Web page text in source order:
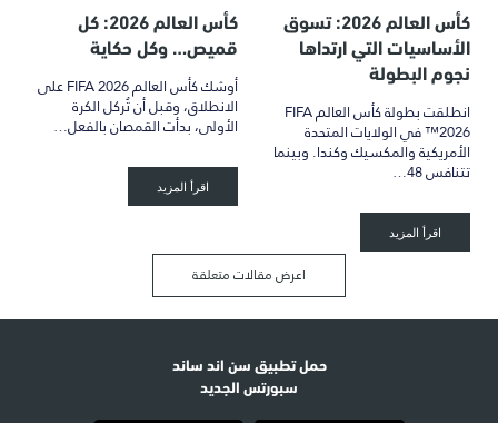
كأس العالم 2026: تسوق
الأساسيات التي ارتداها
نجوم البطولة
انطلقت بطولة كأس العالم FIFA
2026™ في الولايات المتحدة
الأمريكية والمكسيك وكندا. وبينما
تتنافس 48…
اقرأ المزيد
كأس العالم 2026: كل
قميص… وكل حكاية
أوشك كأس العالم FIFA 2026 على
الانطلاق، وقبل أن تُركل الكرة
الأولى، بدأت القمصان بالفعل…
اقرأ المزيد
اعرض مقالات متعلقة
حمل تطبيق سن اند ساند
سبورتس الجديد